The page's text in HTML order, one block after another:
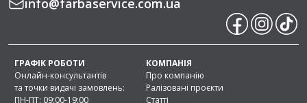
info@farbaservice.com.ua
КОМПАНІЯ
Про компанію
Ралізовані проєкти
Статті
ГРАФІК РОБОТИ
Онлайн-консультантів
та точки видачі замовлень:
ПН-ПТ: 09:00-19:00